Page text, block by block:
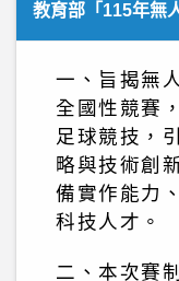
教育部「115年無
一、旨揭無
全國性競賽
足球競技，
略與技術創
備實作能力
科技人才。
二、本次賽